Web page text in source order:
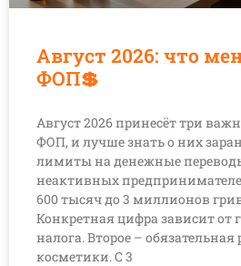
Август 2026: что
ФОП💲
Август 2026 принесёт три
ФОП, и лучше знать о них
лимиты на денежные
неактивных
600 тысяч до 3 миллионов
Конкретная цифра зависит от
налога. Второе – обязательная
косметики. С 3